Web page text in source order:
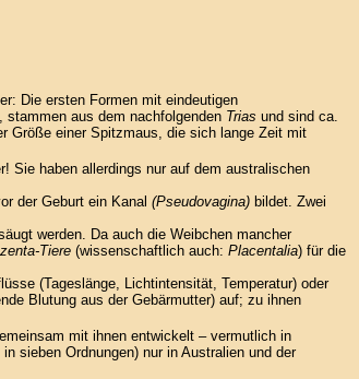
Die ersten Formen mit eindeutigen
stammen aus dem nachfolgenden Trias und sind ca.
Größe einer Spitzmaus, die sich lange Zeit mit
Sie haben allerdings nur auf dem australischen
der Geburt ein Kanal (Pseudovagina) bildet. Zwei
werden. Da auch die Weibchen mancher
Tiere (wissenschaftlich auch: Placentalia) für die
(Tageslänge, Lichtintensität, Temperatur) oder
Blutung aus der Gebärmutter) auf; zu ihnen
mit ihnen entwickelt – vermutlich in
sieben Ordnungen) nur in Australien und der